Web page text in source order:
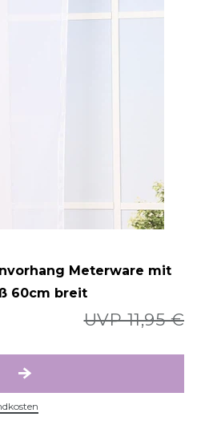
Meterware mit
60cm breit
UVP 11,95 €